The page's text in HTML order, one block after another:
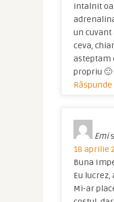
intalnit
un
ceva,
asteptam
propriu 🙂
Răspunde
Emi
18 aprilie
Buna
Eu lucrez,
Mi-ar